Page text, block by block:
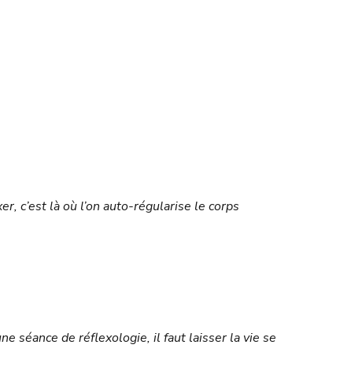
c’est là où l’on auto-régularise le corps
séance de réflexologie, il faut laisser la vie se